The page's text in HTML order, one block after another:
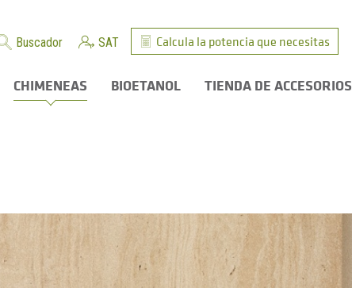
Buscador SAT Calcula la potencia que necesitas
CHIMENEAS BIOETANOL TIENDA DE ACCESORIOS